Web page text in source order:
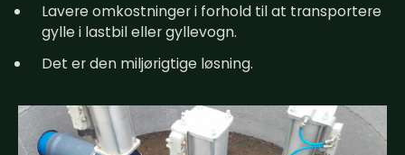
Lavere omkostninger i forhold til at transportere
gylle i lastbil eller gyllevogn.
Det er den miljørigtige løsning.